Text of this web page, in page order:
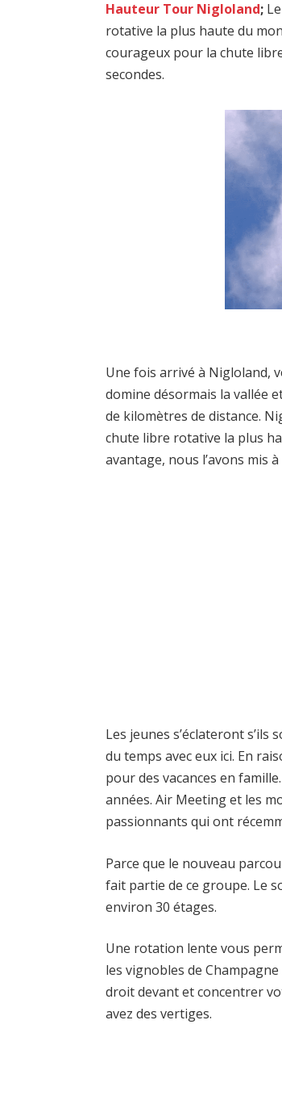
Hauteur Tour Nigloland;
rotative la plus haute du
courageux pour la chute
secondes.
Une fois arrivé à Nigloland,
domine désormais la vallée
de kilomètres de distance.
chute libre rotative la plus
avantage, nous l’avons mis à
Les jeunes s’éclateront s’ils
du temps avec eux ici. En
pour des vacances en
années. Air Meeting et les
passionnants qui ont
Parce que le nouveau
fait partie de ce groupe. Le
environ 30 étages.
Une rotation lente vous
les vignobles de
droit devant et concentrer
avez des vertiges.